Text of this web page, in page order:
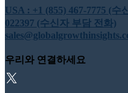
USA : +1 (855) 467-7775 (수
022397 (수신자 부담 전화)
우리와 연결하세요